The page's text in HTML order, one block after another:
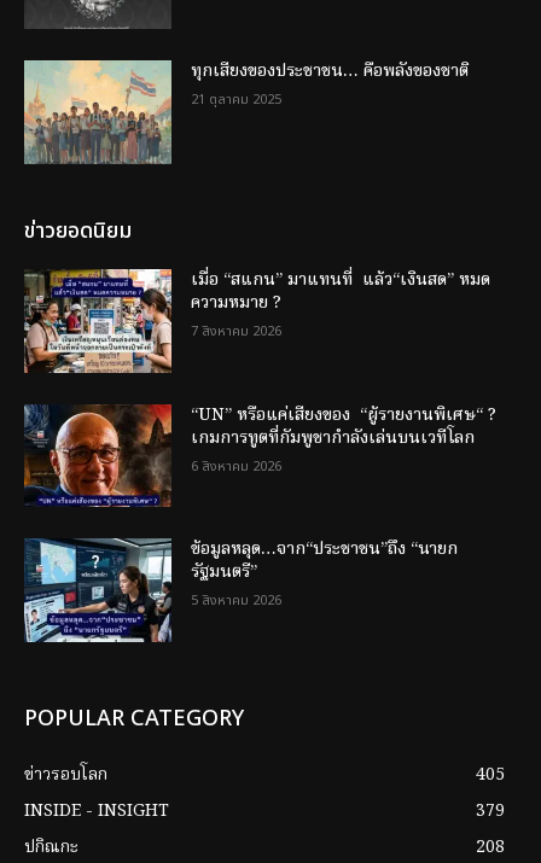
ทุกเสียงของประชาชน… คือพลังของชาติ
21 ตุลาคม 2025
ข่าวยอดนิยม
เมื่อ “สแกน” มาแทนที่ แล้ว“เงินสด” หมด
ความหมาย ?
7 สิงหาคม 2026
“UN” หรือแค่เสียงของ “ผู้รายงานพิเศษ“ ?
เกมการทูตที่กัมพูชากำลังเล่นบนเวทีโลก
6 สิงหาคม 2026
ข้อมูลหลุด…จาก“ประชาชน”ถึง “นายก
รัฐมนตรี”
5 สิงหาคม 2026
POPULAR CATEGORY
ข่าวรอบโลก
405
INSIDE - INSIGHT
379
ปกิณกะ
208